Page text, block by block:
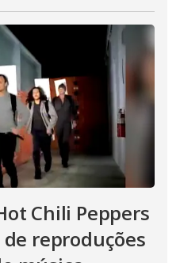
Chili Peppers
reproduções